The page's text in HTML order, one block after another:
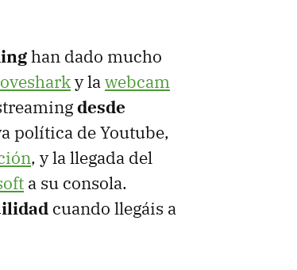
han dado mucho
y lawebcam
desde
política de Youtube,
, y la llegada del
a su consola.
cuando llegáis a